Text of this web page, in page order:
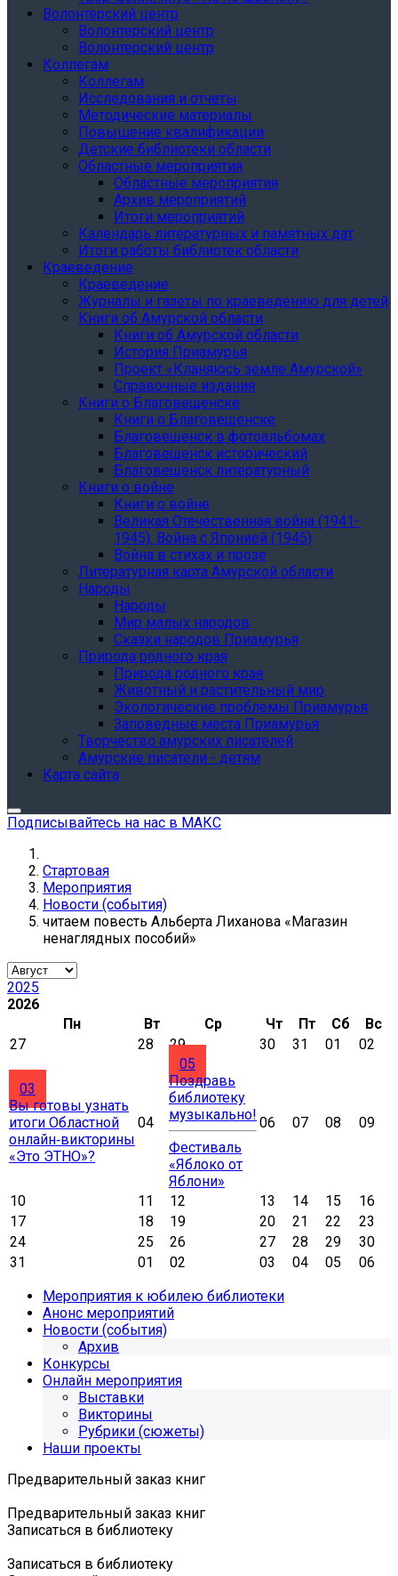
Волонтерский центр
Волонтерский центр
Волонтерский центр
Коллегам
Коллегам
Исследования и отчеты
Методические материалы
Повышение квалификации
Детские библиотеки области
Областные мероприятия
Областные мероприятия
Архив мероприятий
Итоги мероприятий
Календарь литературных и памятных дат
Итоги работы библиотек области
Краеведение
Краеведение
Журналы и газеты по краеведению для детей
Книги об Амурской области
Книги об Амурской области
История Приамурья
Проект «Кланяюсь земле Амурской»
Справочные издания
Книги о Благовещенске
Книги о Благовещенске
Благовещенск в фотоальбомах
Благовещенск исторический
Благовещенск литературный
Книги о войне
Книги о войне
Великая Отечественная война (1941-
1945). Война с Японией (1945)
Война в стихах и прозе
Литературная карта Амурской области
Народы
Народы
Мир малых народов
Сказки народов Приамурья
Природа родного края
Природа родного края
Животный и растительный мир
Экологические проблемы Приамурья
Заповедные места Приамурья
Творчество амурских писателей
Амурские писатели - детям
Карта сайта
Подписывайтесь на нас в МАКС
Стартовая
Мероприятия
Новости (события)
читаем повесть Альберта Лиханова «Магазин
ненаглядных пособий»
2025
2026
Пн
Вт Ср Чт Пт Сб
Вс
27
28 29 30 31 01 02
03
Вы готовы узнать
итоги Областной
онлайн‑викторины
«Это ЭТНО»?
04
05
Поздравь
библиотеку
музыкально!
Фестиваль
«Яблоко от
Яблони»
06 07 08 09
10 11 12 13 14 15
16
17
18 19 20 21 22
23
24
25 26 27 28 29
30
31
01 02 03 04 05
06
Мероприятия к юбилею библиотеки
Анонс мероприятий
Новости (события)
Архив
Конкурсы
Онлайн мероприятия
Выставки
Викторины
Рубрики (сюжеты)
Наши проекты
Предварительный заказ книг
Предварительный заказ книг
Записаться в библиотеку
Записаться в библиотеку